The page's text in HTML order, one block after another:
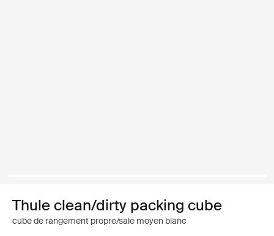
Thule clean/dirty packing cube
cube de rangement propre/sale moyen blanc